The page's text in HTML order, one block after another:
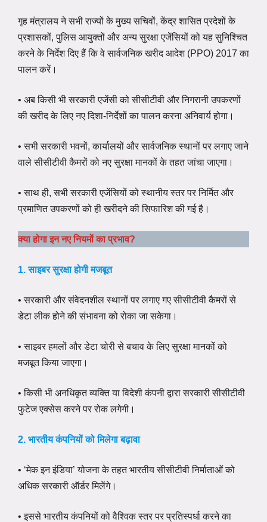
गृह मंत्रालय ने सभी राज्यों के मुख्य सचिवों, केंद्र शासित प्रदेशों के
प्रशासकों, पुलिस आयुक्तों और अन्य सुरक्षा एजेंसियों को यह सुनिश्चित
करने के निर्देश दिए हैं कि वे सार्वजनिक खरीद आदेश (PPO) 2017 का
पालन करें।
• अब किसी भी सरकारी एजेंसी को सीसीटीवी और निगरानी उपकरणों
की खरीद के लिए नए दिशा-निर्देशों का पालन करना अनिवार्य होगा।
• सभी सरकारी भवनों, कार्यालयों और सार्वजनिक स्थानों पर लगाए जाने
वाले सीसीटीवी कैमरों को नए सुरक्षा मानकों के तहत जांचा जाएगा।
• साथ ही, सभी सरकारी एजेंसियों को स्थानीय स्तर पर निर्मित और
प्रमाणित उपकरणों को ही खरीदने की सिफारिश की गई है।
क्या होगा इन नए नियमों का प्रभाव?
1. साइबर सुरक्षा होगी मजबूत
• सरकारी और संवेदनशील स्थानों पर लगाए गए सीसीटीवी कैमरों से
डेटा लीक होने की संभावना को रोका जा सकेगा।
• साइबर हमलों और डेटा चोरी से बचाव के लिए सुरक्षा मानकों को
मजबूत किया जाएगा।
• किसी भी अनधिकृत व्यक्ति या विदेशी कंपनी द्वारा सरकारी सीसीटीवी
फुटेज एक्सेस करने पर रोक लगेगी।
2. भारतीय कंपनियों को मिलेगा बढ़ावा
• ‘मेक इन इंडिया’ योजना के तहत भारतीय सीसीटीवी निर्माताओं को
अधिक सरकारी ऑर्डर मिलेंगे।
• इससे भारतीय कंपनियों को वैश्विक स्तर पर प्रतिस्पर्धा करने का